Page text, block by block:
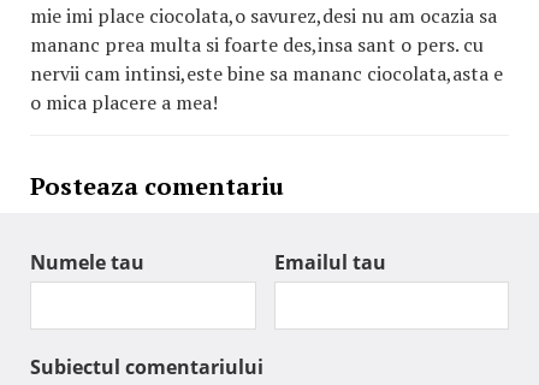
mie imi place ciocolata,o savurez,desi nu am ocazia sa
mananc prea multa si foarte des,insa sant o pers. cu
nervii cam intinsi,este bine sa mananc ciocolata,asta e
o mica placere a mea!
Posteaza comentariu
Numele tau Emailul tau
Subiectul comentariului